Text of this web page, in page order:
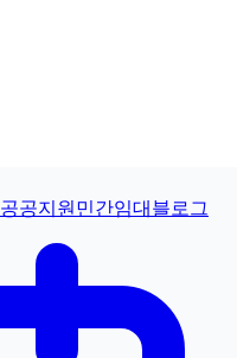
공공지원민간임대 블로그